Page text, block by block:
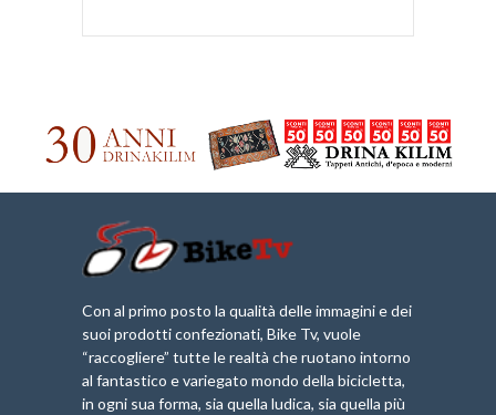
Con al primo posto la qualità delle immagini e dei
suoi prodotti confezionati, Bike Tv, vuole
“raccogliere” tutte le realtà che ruotano intorno
al fantastico e variegato mondo della bicicletta,
in ogni sua forma, sia quella ludica, sia quella più